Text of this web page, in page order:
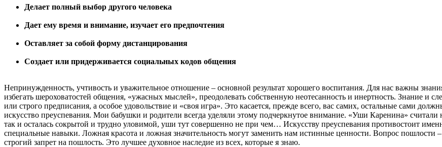
Делает полный выбор другого человека
Дает ему время и внимание, изучает его предпочтения
Оставляет за собой форму дистанцирования
Создает или придерживается социальных кодов общения
Непринужденность, учтивость и уважительное отношение – основной результат хорошего воспитания. Для нас важны
избегать шероховатостей общения, «ужасных мыслей», преодолевать собственную неотесанность и инертность. Знание и
или строго предписания, а особое удовольствие и «своя игра». Это касается, прежде всего, вас самих, остальные сами
искусство преуспевания. Мои бабушки и родители всегда уделяли этому подчеркнутое внимание. «Уши Каренина»
так и осталась сокрытой и трудно уловимой, уши тут совершенно не при чем… Искусству преуспевания противостоит
специальные навыки. Ложная красота и ложная значительность могут заменить нам истинные ценности. Вопрос
строгий запрет на пошлость. Это лучшее духовное наследие из всех, которые я знаю.